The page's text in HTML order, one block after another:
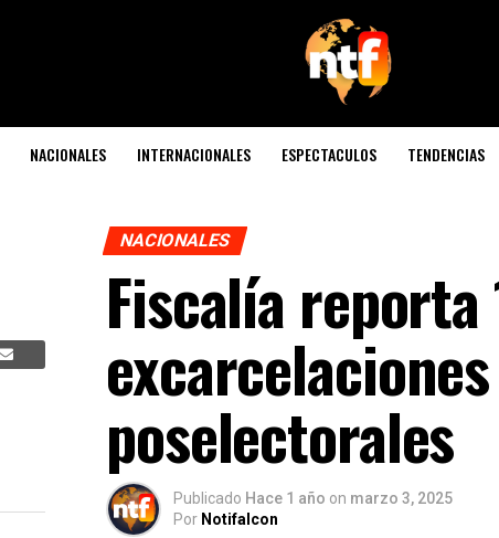
NACIONALES INTERNACIONALES ESPECTACULOS TENDENCIAS
NACIONALES
Fiscalía reporta
poselectorales
Publicado Hace 1 año on marzo 3, 2025
Por Notifalcon